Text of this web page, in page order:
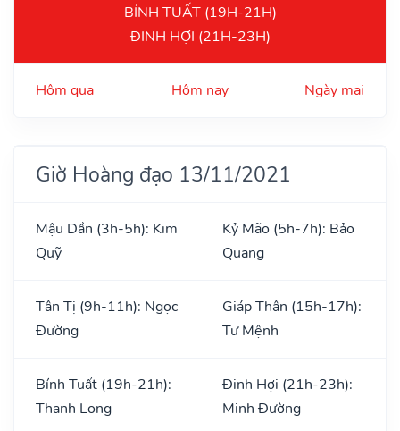
BÍNH TUẤT (19H-21H)
ĐINH HỢI (21H-23H)
Hôm qua Hôm nay Ngày mai
Giờ Hoàng đạo 13/11/2021
Mậu Dần (3h-5h): Kim
Quỹ
Kỷ Mão (5h-7h): Bảo
Quang
Tân Tị (9h-11h): Ngọc
Đường
Giáp Thân (15h-17h):
Tư Mệnh
Bính Tuất (19h-21h):
Thanh Long
Đinh Hợi (21h-23h):
Minh Đường